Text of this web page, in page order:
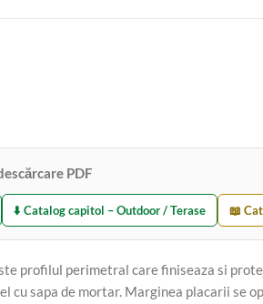
PDF
⬇️ Catalog capitol – Outdoor / Terase 📖
profilul perimetral care finiseaza si
cu sapa de mortar. Marginea placarii se